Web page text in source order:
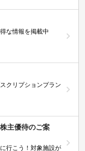
な情報を掲載中
クリプションプラン
主優待のご案
行こう！対象施設が